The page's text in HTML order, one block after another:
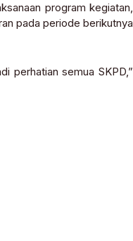
program kegiatan,
pada periode berikutnya
perhatian semua SKPD,”